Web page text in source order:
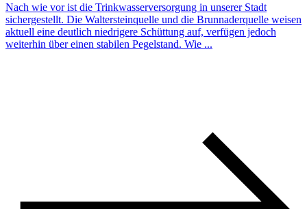
Nach wie vor ist die Trinkwasserversorgung in unserer Stadt
sichergestellt. Die Waltersteinquelle und die Brunnaderquelle weisen
aktuell eine deutlich niedrigere Schüttung auf, verfügen jedoch
weiterhin über einen stabilen Pegelstand. Wie ...